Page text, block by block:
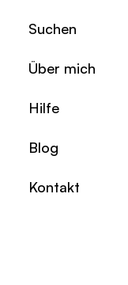
Suchen
Über mich
Hilfe
Blog
Kontakt